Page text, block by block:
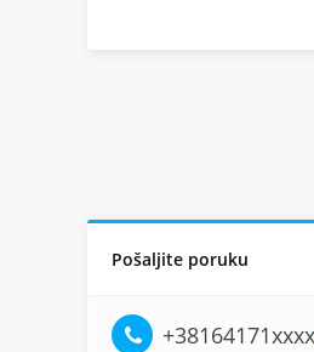
Pošaljite poruku
+38164171xxxx